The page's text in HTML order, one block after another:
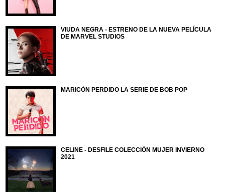
VIUDA NEGRA - ESTRENO DE LA NUEVA PELÍCULA
DE MARVEL STUDIOS
MARICÓN PERDIDO LA SERIE DE BOB POP
CELINE - DESFILE COLECCIÓN MUJER INVIERNO
2021